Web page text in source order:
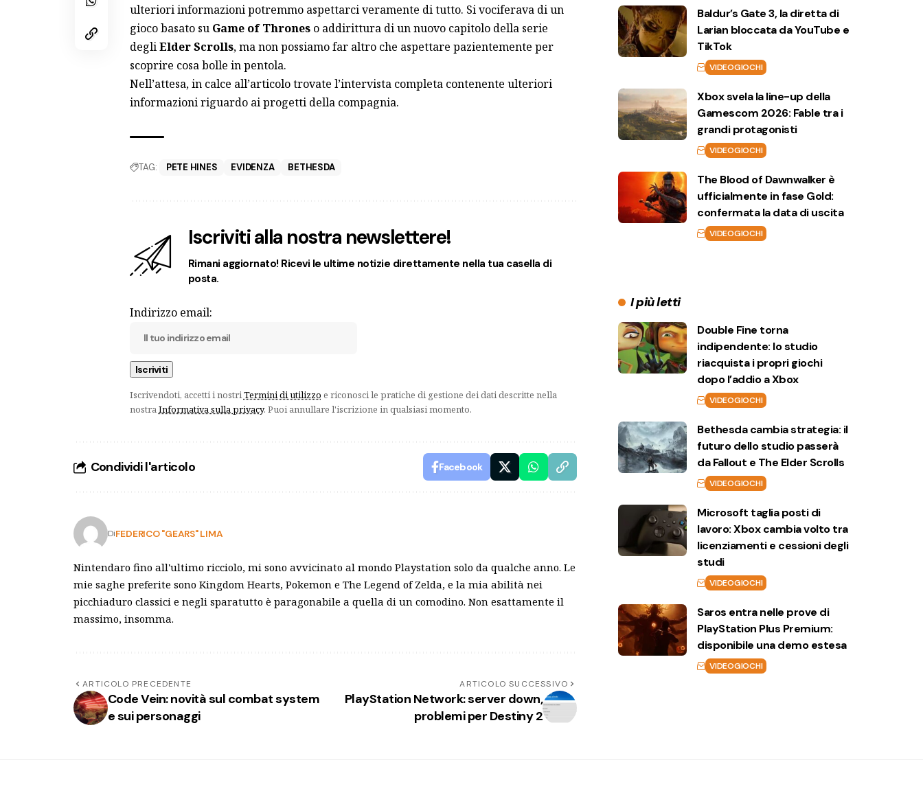
ulteriori informazioni potremmo aspettarci veramente di tutto. Si vociferava di un
gioco basato suGame of Throneso addirittura di un nuovo capitolo della serie
degliElder Scrolls, ma non possiamo far altro che aspettare pazientemente per
scoprire cosa bolle in pentola.
Nell’attesa, in calce all’articolo trovate l’intervista completa contenente ulteriori
informazioni riguardo ai progetti della compagnia.
TAG: PETE HINES EVIDENZA BETHESDA
Iscriviti alla nostra newslettere!
Rimani aggiornato! Ricevi le ultime notizie direttamente nella tua casella di
posta.
Indirizzo email:
Iscrivendoti, accetti i nostriTermini di utilizzo e riconosci le pratiche di gestione dei dati descritte nella
nostraInformativa sulla privacy. Puoi annullare l'iscrizione in qualsiasi momento.
Condividi l'articolo Facebook
DiFEDERICO "GEARS" LIMA
Nintendaro fino all'ultimo ricciolo, mi sono avvicinato al mondo Playstation solo da qualche anno. Le
mie saghe preferite sono Kingdom Hearts, Pokemon e The Legend of Zelda, e la mia abilità nei
picchiaduro classici e negli sparatutto è paragonabile a quella di un comodino. Non esattamente il
massimo, insomma.
ARTICOLO PRECEDENTE
Code Vein: novità sul combat system
e sui personaggi
ARTICOLO SUCCESSIVO
PlayStation Network: server down,
problemi per Destiny 2
Baldur’s Gate 3, la diretta di
Larian bloccata da YouTube e
TikTok
VIDEOGIOCHI
Xbox svela la line-up della
Gamescom 2026: Fable tra i
grandi protagonisti
VIDEOGIOCHI
The Blood of Dawnwalker è
ufficialmente in fase Gold:
confermata la data di uscita
VIDEOGIOCHI
I più letti
Double Fine torna
indipendente: lo studio
riacquista i propri giochi
dopo l’addio a Xbox
VIDEOGIOCHI
Bethesda cambia strategia: il
futuro dello studio passerà
da Fallout e The Elder Scrolls
VIDEOGIOCHI
Microsoft taglia posti di
lavoro: Xbox cambia volto tra
licenziamenti e cessioni degli
studi
VIDEOGIOCHI
Saros entra nelle prove di
PlayStation Plus Premium:
disponibile una demo estesa
VIDEOGIOCHI